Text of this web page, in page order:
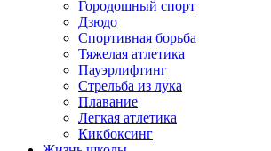
Городошный спорт
Дзюдо
Спортивная борьба
Тяжелая атлетика
Пауэрлифтинг
Стрельба из лука
Плавание
Легкая атлетика
Кикбоксинг